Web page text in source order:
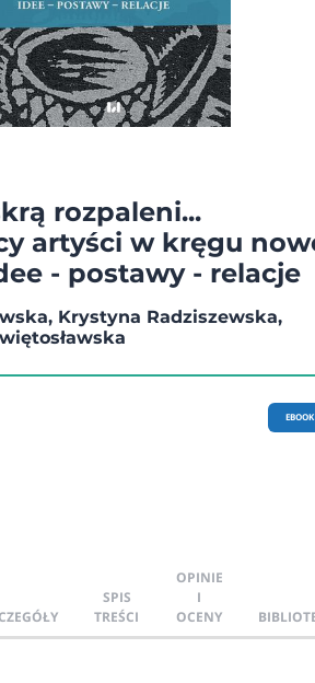
rozpaleni...
artyści w kręgu
- postawy - relacje
Krystyna Radziszewska,
EBOOK
SPIS
TREŚCI
OPINIE
I
OCENY